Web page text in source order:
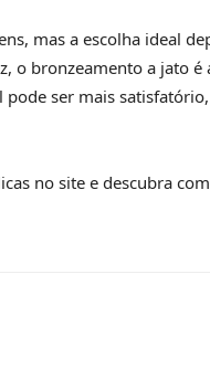
mas a escolha ideal
o bronzeamento a jato
ser mais
no site e descubra